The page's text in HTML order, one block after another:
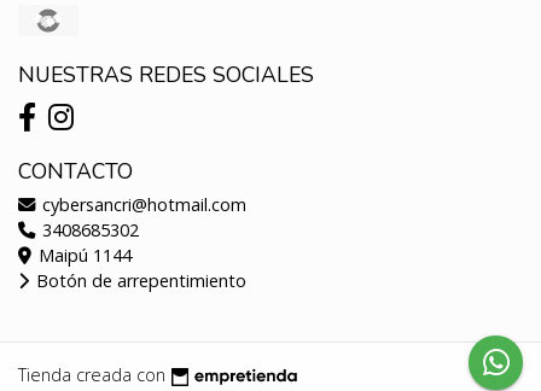
NUESTRAS REDES SOCIALES
CONTACTO
cybersancri@hotmail.com
3408685302
Maipú 1144
Botón de arrepentimiento
Tienda creada con